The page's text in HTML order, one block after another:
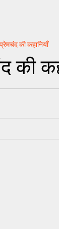
प्रेमचंद की कहानियाँ
की